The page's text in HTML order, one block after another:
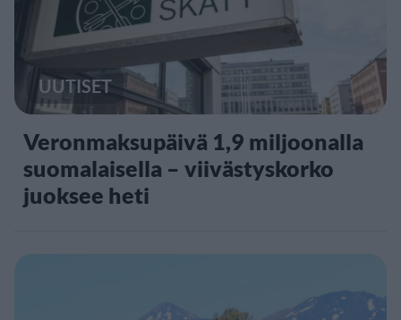
UUTISET
Veronmaksupäivä 1,9 miljoonalla
suomalaisella – viivästyskorko
juoksee heti